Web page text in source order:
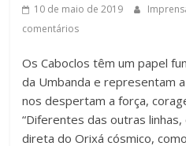
10 de maio de 2019
comentários
Os Caboclos têm um papel
da Umbanda e representam
nos despertam a força,
“Diferentes das outras
direta do Orixá cósmico,